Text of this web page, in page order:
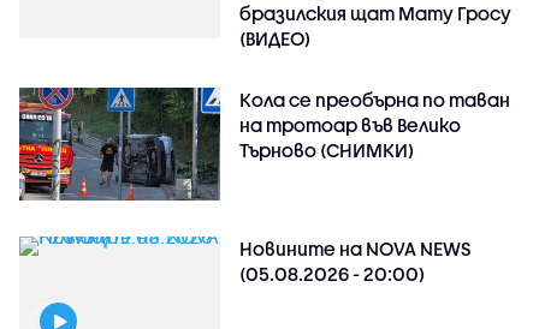
бразилския щат Мату Гросу
(ВИДЕО)
Кола се преобърна по таван
на тротоар във Велико
Търново (СНИМКИ)
Новините на NOVA NEWS
(05.08.2026 - 20:00)